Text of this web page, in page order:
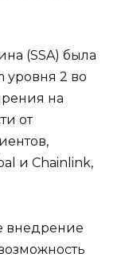
(SSA) была
уровня 2 во
на
от
и Chainlink,
внедрение